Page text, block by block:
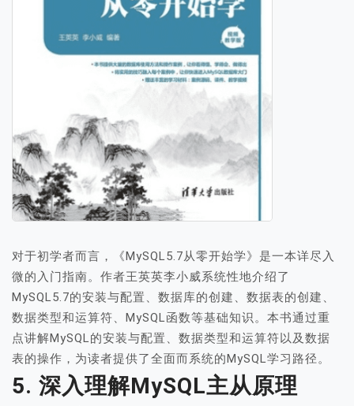
对于初学者而言，《MySQL5.7从零开始学》是一本详尽入
微的入门指南。作者王英英李小威系统性地介绍了
MySQL5.7的安装与配置、数据库的创建、数据表的创建、
数据类型和运算符、MySQL函数等基础知识。本书通过重
点讲解MySQL的安装与配置、数据类型和运算符以及数据
表的操作，为读者提供了全面而系统的MySQL学习路径。
5. 深入理解MySQL主从原理